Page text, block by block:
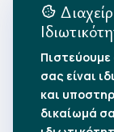
Αρχείο
•
•Ιούλιος
•Ιούνιος
Πιστεύουμε
σας είναι
και
δικαίωμά